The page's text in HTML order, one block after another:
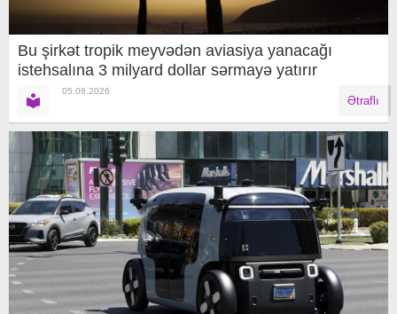
Bu şirkət tropik meyvədən aviasiya yanacağı
istehsalına 3 milyard dollar sərmayə yatırır
05.08.2026
Ətraflı